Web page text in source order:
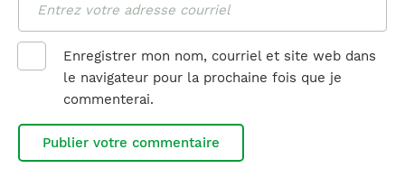
Enregistrer mon nom, courriel et site web dans
le navigateur pour la prochaine fois que je
commenterai.